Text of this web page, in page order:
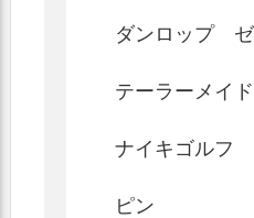
ダンロップ ゼ
テーラーメイド
ナイキゴルフ
ピン